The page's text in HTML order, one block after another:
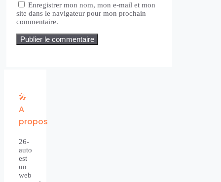
Enregistrer mon nom, mon e-mail et mon
site dans le navigateur pour mon prochain
commentaire.
🎤
A
propos
26-
auto
est
un
web